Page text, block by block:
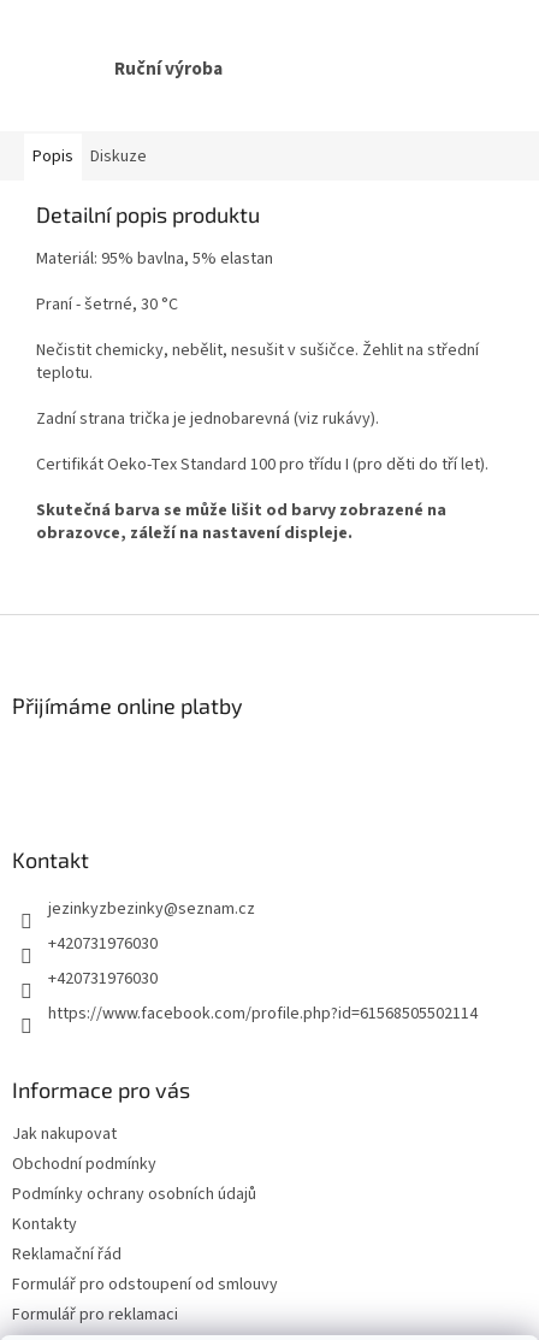
Ruční výroba
Popis Diskuze
Detailní popis produktu
Materiál: 95% bavlna, 5% elastan
Praní - šetrné, 30 °C
Nečistit chemicky, nebělit, nesušit v sušičce. Žehlit na střední
teplotu.
Zadní strana trička je jednobarevná (viz rukávy).
Certifikát Oeko-Tex Standard 100 pro třídu I (pro děti do tří let).
Skutečná barva se může lišit od barvy zobrazené na
obrazovce, záleží na nastavení displeje.
Přijímáme online platby
Kontakt
jezinkyzbezinky@seznam.cz
+420731976030
+420731976030
https://www.facebook.com/profile.php?id=61568505502114
Informace pro vás
Jak nakupovat
Obchodní podmínky
Podmínky ochrany osobních údajů
Kontakty
Reklamační řád
Formulář pro odstoupení od smlouvy
Formulář pro reklamaci